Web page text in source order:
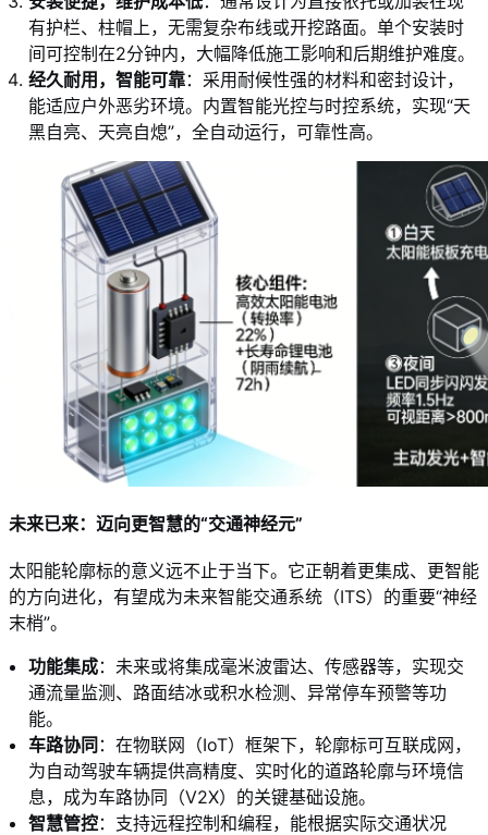
有护栏、柱帽上，无需复杂布线或开挖路面。单个安装时
间可控制在2分钟内，大幅降低施工影响和后期维护难度。
经久耐用，智能可靠：采用耐候性强的材料和密封设计，
能适应户外恶劣环境。内置智能光控与时控系统，实现“天
黑自亮、天亮自熄”，全自动运行，可靠性高。
未来已来：迈向更智慧的“交通神经元”
太阳能轮廓标的意义远不止于当下。它正朝着更集成、更智能
的方向进化，有望成为未来智能交通系统（ITS）的重要“神经
末梢”。
功能集成：未来或将集成毫米波雷达、传感器等，实现交
通流量监测、路面结冰或积水检测、异常停车预警等功
能。
车路协同 ：在物联网（IoT）框架下，轮廓标可互联成网，
为自动驾驶车辆提供高精度、实时化的道路轮廓与环境信
息，成为车路协同（V2X）的关键基础设施。
智慧管控：支持远程控制和编程，能根据实际交通状况